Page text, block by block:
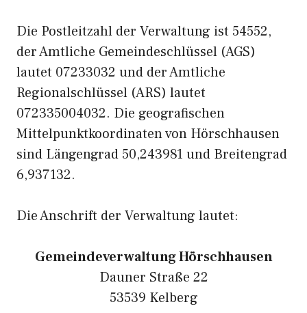
Die Postleitzahl der Verwaltung ist 54552,
der Amtliche Gemeindeschlüssel (AGS)
lautet 07233032 und der Amtliche
Regionalschlüssel (ARS) lautet
072335004032. Die geografischen
Mittelpunktkoordinaten von Hörschhausen
sind Längengrad 50,243981 und Breitengrad
6,937132.
Die Anschrift der Verwaltung lautet:
Gemeindeverwaltung Hörschhausen
Dauner Straße 22
53539 Kelberg